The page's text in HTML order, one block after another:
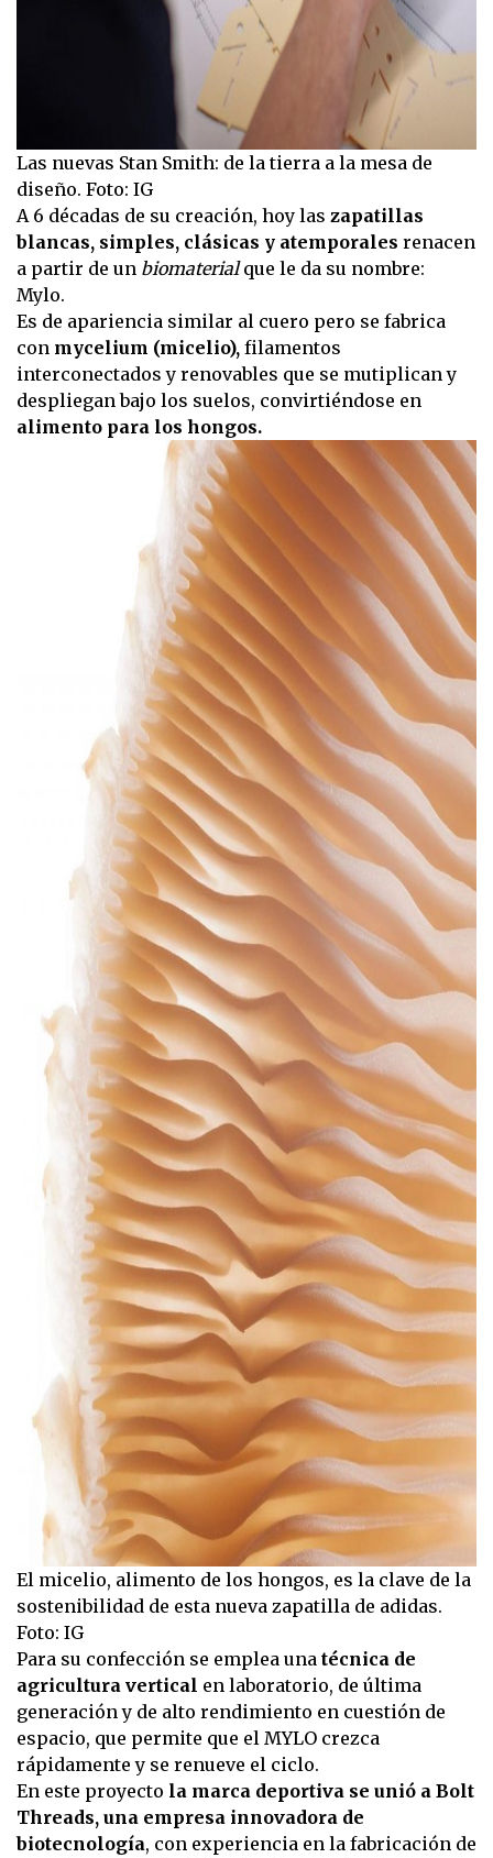
Las nuevas Stan Smith: de la tierra a la mesa de
diseño. Foto: IG
A 6 décadas de su creación, hoy las zapatillas
blancas, simples, clásicas y atemporales renacen
a partir de un biomaterialque le da su nombre:
Mylo.
Es de apariencia similar al cuero pero se fabrica
con mycelium (micelio), filamentos
interconectados y renovables que se mutiplican y
despliegan bajo los suelos, convirtiéndose en
alimento para los hongos.
El micelio, alimento de los hongos, es la clave de la
sostenibilidad de esta nueva zapatilla de adidas.
Foto: IG
Para su confección se emplea una técnica de
agricultura vertical en laboratorio, de última
generación y de alto rendimiento en cuestión de
espacio, que permite que el MYLO crezca
rápidamente y se renueve el ciclo.
En este proyecto la marca deportiva se unió a Bolt
Threads, una empresa innovadora de
biotecnología, con experiencia en la fabricación de